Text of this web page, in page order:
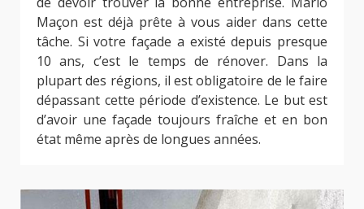
Maçon est déjà prête à vous aider dans cette
tâche. Si votre façade a existé depuis presque
10 ans, c’est le temps de rénover. Dans la
plupart des régions, il est obligatoire de le faire
dépassant cette période d’existence. Le but est
d’avoir une façade toujours fraîche et en bon
état même après de longues années.